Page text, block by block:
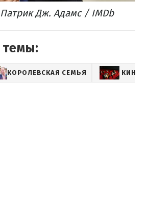
Дж. Адамс / IMDb
КОРОЛЕВСКАЯ СЕМЬЯ КИНО